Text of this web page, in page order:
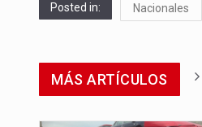
Posted in: Nacionales
MÁS ARTÍCULOS